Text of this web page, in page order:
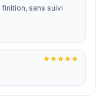
sans suivi